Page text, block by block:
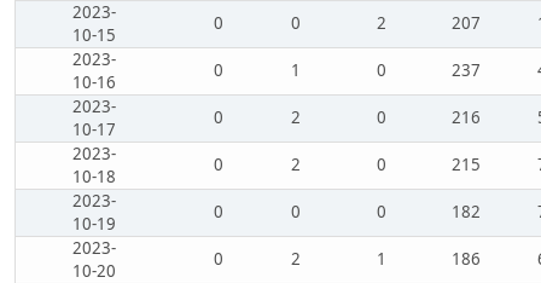
2023-
10-15
0 0 2 207
2023-
10-16
0 1 0 237
2023-
10-17
0 2 0 216
2023-
10-18
0 2 0 215
2023-
10-19
0 0 0 182
2023-
10-20
0 2 1 186